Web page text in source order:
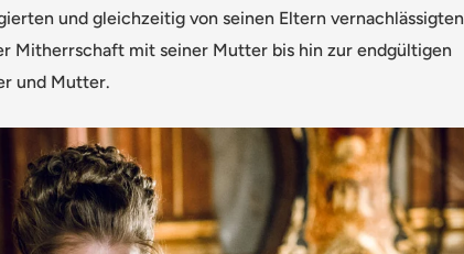
und gleichzeitig von seinen Eltern vernachlässigten
Mitherrschaft mit seiner Mutter bis hin zur endgültigen
und Mutter.